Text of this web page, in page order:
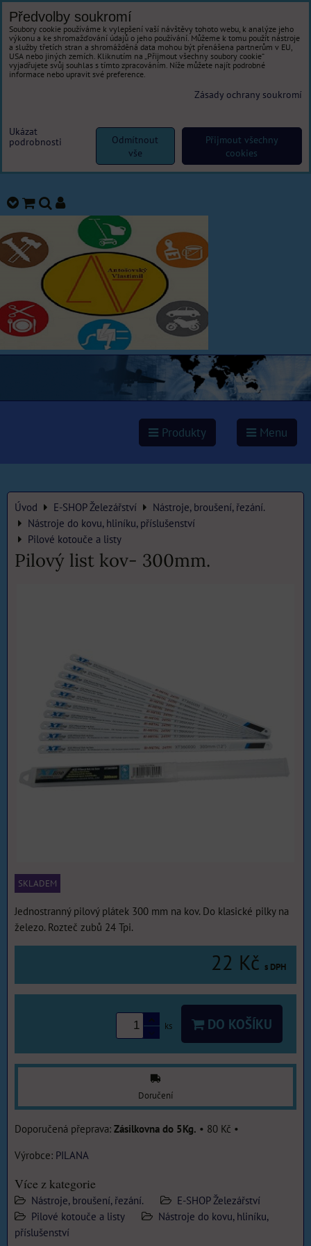
Produkty Menu
Úvod E-SHOP Železářství
Nástroje, broušení, řezání.
Nástroje do kovu, hliníku, příslušenství
Pilové kotouče a listy
Pilový list kov- 300mm.
SKLADEM
Jednostranný pilový plátek 300 mm na kov. Do klasické pilky na
železo. Rozteč zubů 24 Tpi.
22 Kč s DPH
ks DO KOŠÍKU
Doručení
Zásilkovna do 5Kg. • 80 Kč •
Výrobce: PILANA
Více z kategorie
Nástroje, broušení, řezání.
E-SHOP Železářství
Pilové kotouče a listy
Nástroje do kovu, hliníku,
příslušenství
Předvolby soukromí
Soubory cookie používáme k vylepšení vaší návštěvy tohoto webu, k analýze jeho
výkonu a ke shromažďování údajů o jeho používání. Můžeme k tomu použít nástroje
a služby třetích stran a shromážděná data mohou být přenášena partnerům v EU,
USA nebo jiných zemích. Kliknutím na „Přijmout všechny soubory cookie“
vyjadřujete svůj souhlas s tímto zpracováním. Níže můžete najít podrobné
informace nebo upravit své preference.
Zásady ochrany soukromí
Ukázat
podrobnosti
Přijmout všechny
cookies
Odmítnout
vše